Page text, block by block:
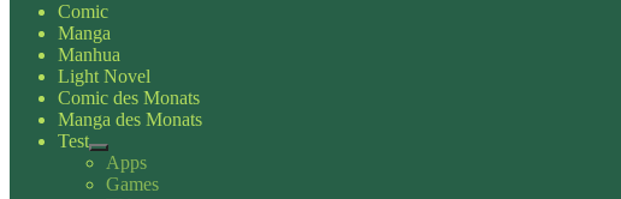
Comic
Manga
Manhua
Light Novel
Comic des Monats
Manga des Monats
Test
Apps
Games